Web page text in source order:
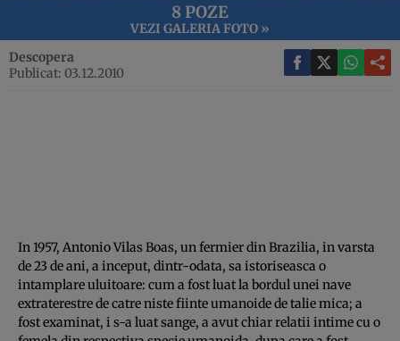
8 POZE
VEZI GALERIA FOTO »
Descopera
Publicat: 03.12.2010
In 1957, Antonio Vilas Boas, un fermier din Brazilia, in varsta
de 23 de ani, a inceput, dintr-odata, sa istoriseasca o
intamplare uluitoare: cum a fost luat la bordul unei nave
extraterestre de catre niste fiinte umanoide de talie mica; a
fost examinat, i s-a luat sange, a avut chiar relatii intime cu o